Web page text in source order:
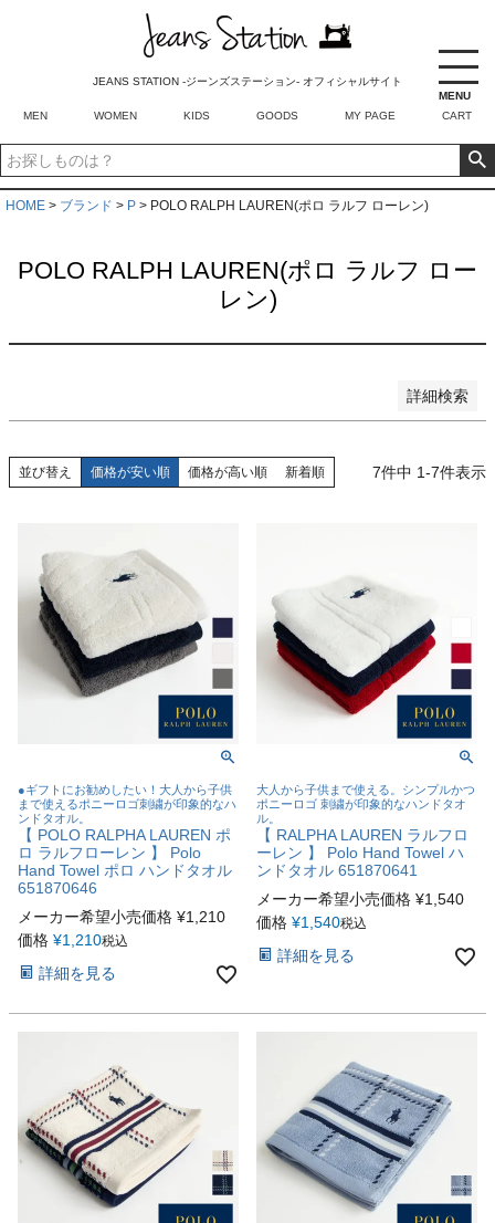
MENU
JEANS STATION -ジーンズステーション- オフィシャルサイト
MEN WOMEN KIDS GOODS MY PAGE CART
HOME ブランド P POLO RALPH LAUREN(ポロ ラルフ ローレン)
POLO RALPH LAUREN(ポロ ラルフ ロー
レン)
詳細検索
商品番号/JANコード
並び順
新着順
登録順
価格が安い順
優先度順
レビュー順
検索
並び替え 価格が安い順 価格が高い順 新着順 7件中 1-7件表示
●ギフトにお勧めしたい！大人から子供
まで使えるポニーロゴ刺繍が印象的なハ
ンドタオル。
【 POLO RALPHA LAUREN ポ
ロ ラルフローレン 】 Polo
Hand Towel ポロ ハンドタオル
651870646
メーカー希望小売価格 ¥1,210
価格 ¥1,210税込
詳細を見る
大人から子供まで使える。シンプルかつ
ポニーロゴ 刺繍が印象的なハンドタオ
ル。
【 RALPHA LAUREN ラルフロ
ーレン 】 Polo Hand Towel ハ
ンドタオル 651870641
メーカー希望小売価格 ¥1,540
価格 ¥1,540税込
詳細を見る